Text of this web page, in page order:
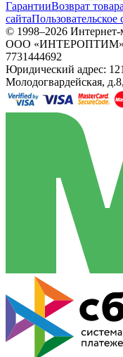
ГарантииВозврат товара
сайтаПользовательское
© 1998–2026 Интернет-
ООО «ИНТЕРОПТИМ»,
7731444692
Юридический адрес:
Молодогвардейская,